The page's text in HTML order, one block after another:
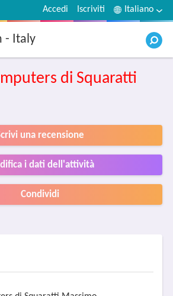
Italiano
Iscriviti
Accedi
- Italy
di Squaratti
una recensione
i dati dell'attività
Condividi